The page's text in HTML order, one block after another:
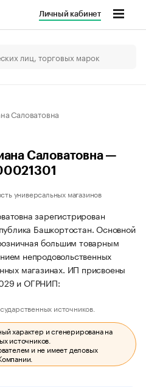
Личный кабинет
Саловатовна
Саловатовна —
универсальных магазинов
зарегистрирован
Башкортостан. Основной
большим товарным
непродовольственных
магазинах. ИП присвоены
и ОГРНИП:
источников.
характер и сгенерирована на
источников.
и не имеет деловых